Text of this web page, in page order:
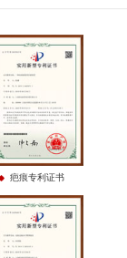
疤痕专利证书